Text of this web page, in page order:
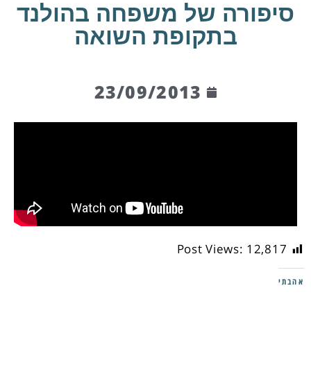
סיפורה של משפחה בהולנד
בתקופת השואה
23/09/2013
Post Views: 12,817
אהבתי